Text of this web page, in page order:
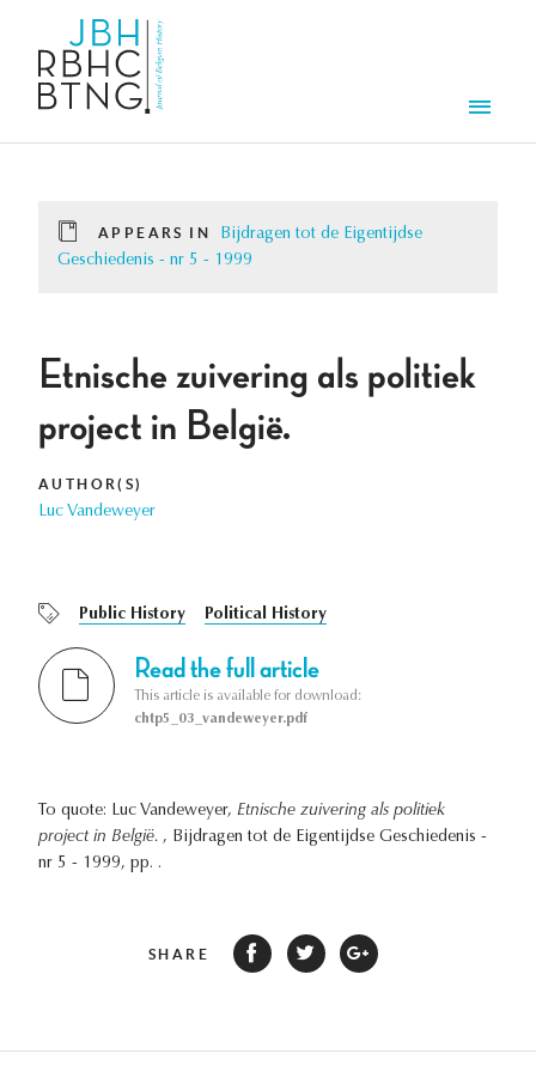
APPEARS IN
Bijdragen tot de Eigentijdse
Geschiedenis - nr 5 - 1999
Etnische zuivering als politiek
project in België.
AUTHOR(S)
Luc Vandeweyer
Public History Political History
Read the full article
This article is available for download:
chtp5_03_vandeweyer.pdf
To quote: Luc Vandeweyer, Etnische zuivering als politiek
project in België. , Bijdragen tot de Eigentijdse Geschiedenis -
nr 5 - 1999, pp. .
SHARE